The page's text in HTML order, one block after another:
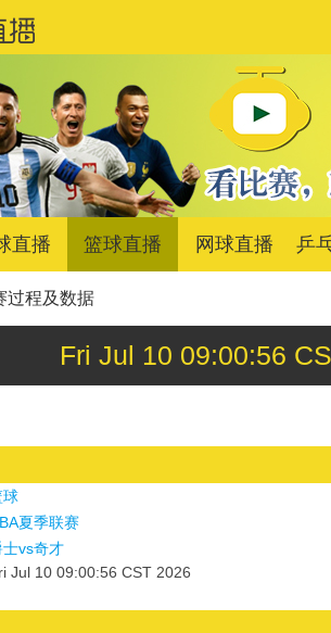
直播 篮球直播 网球直播 乒
过程及数据
Fri Jul 10 09:00:56
球
夏季联赛
士vs奇才
Jul 10 09:00:56 CST 2026